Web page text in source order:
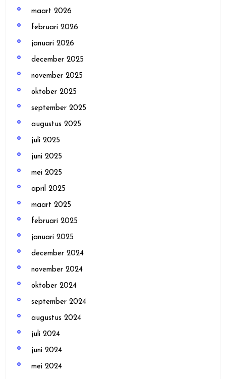
maart 2026
februari 2026
januari 2026
december 2025
november 2025
oktober 2025
september 2025
augustus 2025
juli 2025
juni 2025
mei 2025
april 2025
maart 2025
februari 2025
januari 2025
december 2024
november 2024
oktober 2024
september 2024
augustus 2024
juli 2024
juni 2024
mei 2024